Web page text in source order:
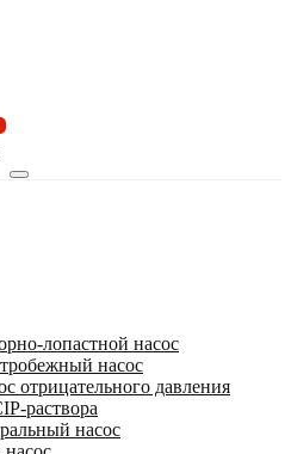
лопастной насос
насос
отрицательного давления
раствора
насос